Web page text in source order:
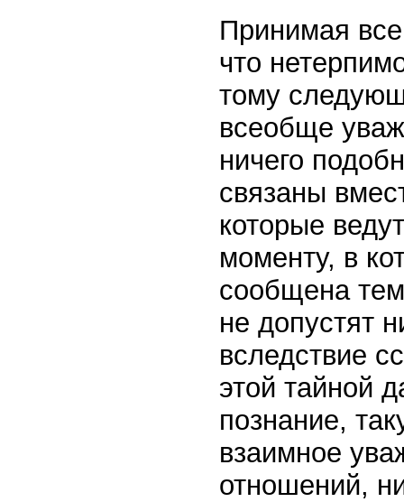
Принимая
что
тому
всеобще
ничего
связаны
которые
моменту, в
сообщена
не допустят
вследствие
этой тайной
познание,
взаимное
отношений,